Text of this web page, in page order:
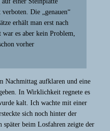
Die „genauen“
erhält man erst nach
es aber kein Problem,
vorher
Nachmittag aufklaren und eine
In Wirklichkeit regnete es
kalt. Ich wachte mit einer
sich noch hinter der
beim Losfahren zeigte der